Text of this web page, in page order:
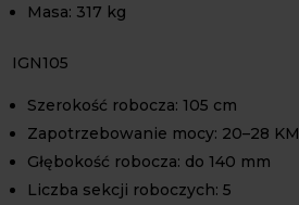
Masa: 317 kg
IGN105
Szerokość robocza: 105 cm
Zapotrzebowanie mocy: 20–28 KM
Głębokość robocza: do 140 mm
Liczba sekcji roboczych: 5